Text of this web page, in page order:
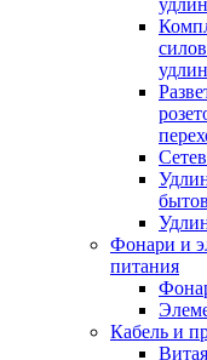
Фонари и
питания
Кабель и